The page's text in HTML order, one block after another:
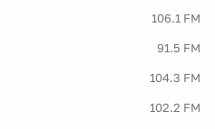
106.1 FM
91.5 FM
104.3 FM
102.2 FM